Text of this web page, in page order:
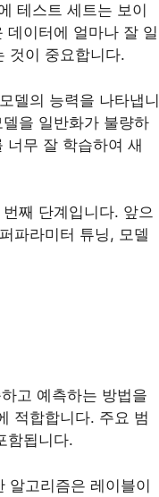
테스트 세트는 보이
데이터에 얼마나 잘 일
것이 중요합니다.
델의 능력을 나타냅니
을 일반화가 불량하
너무 잘 학습하여 새
째 단계입니다. 앞으
파라미터 튜닝, 모델
고 예측하는 방법을
적합합니다. 주요 범
함됩니다.
알고리즘은 레이블이